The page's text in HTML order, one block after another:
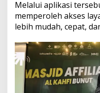
Melalui aplikasi
memperoleh akses
lebih mudah, cepat,